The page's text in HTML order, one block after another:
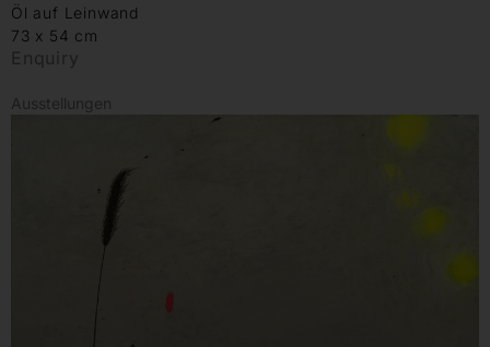
Öl auf Leinwand
73 x 54 cm
Enquiry
Ausstellungen